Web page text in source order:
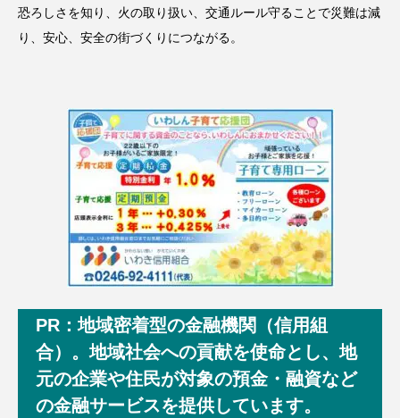
恐ろしさを知り、火の取り扱い、交通ルール守ることで災難は減
り、安心、安全の街づくりにつながる。
PR：地域密着型の金融機関（信用組
合）。地域社会への貢献を使命とし、地
元の企業や住民が対象の預金・融資など
の金融サービスを提供しています。